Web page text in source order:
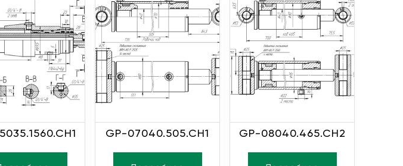
GP-07040.505.CH1 GP-08040.465.CH2